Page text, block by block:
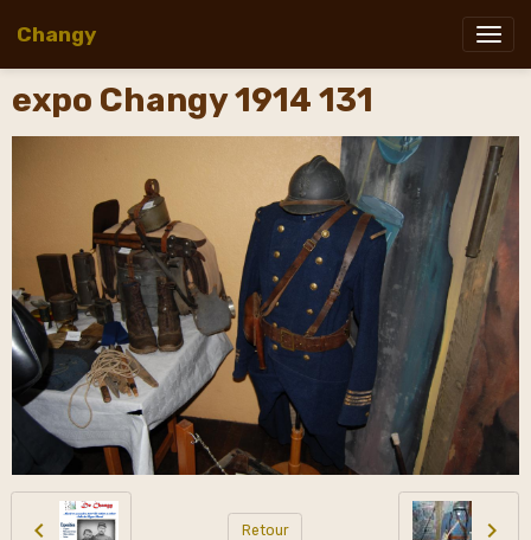
Changy
expo Changy 1914 131
Retour